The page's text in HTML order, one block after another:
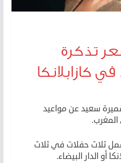
سعر تذكرة
كازابلانكا
سعيد عن مواعيد
ثلاث حفلات في ثلاث
أو الدار البيضاء.